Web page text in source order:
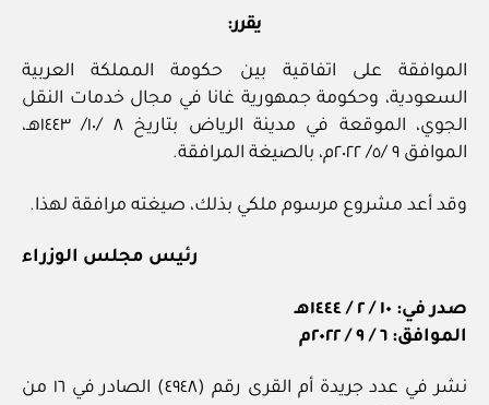
يقرر:
الموافقة على اتفاقية بين حكومة المملكة العربية
السعودية، وحكومة جمهورية غانا في مجال خدمات النقل
الجوي، الموقعة في مدينة الرياض بتاريخ ٨ /١٠/ ١٤٤٣هـ،
الموافق ٩ /٥/ ٢٠٢٢م، بالصيغة المرافقة.
وقد أعد مشروع مرسوم ملكي بذلك، صيغته مرافقة لهذا.
رئيس مجلس الوزراء
صدر في: ١٠ / ٢ / ١٤٤٤هـ
الموافق: ٦ / ٩ / ٢٠٢٢م
نشر في عدد جريدة أم القرى رقم (٤٩٤٨) الصادر في ١٦ من